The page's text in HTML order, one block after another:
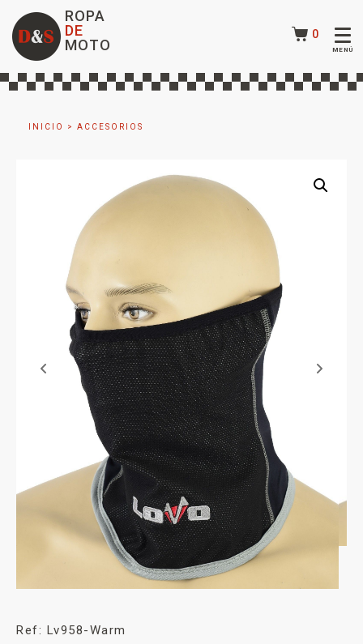
ROPA
DE
MOTO
0
INICIO > ACCESORIOS
Ref: Lv958-Warm